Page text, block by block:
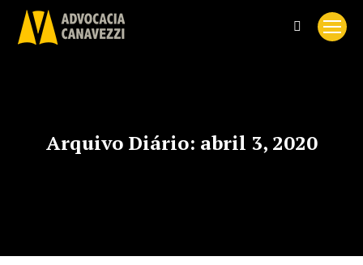
Search:
Arquivo Diário: abril 3, 2020